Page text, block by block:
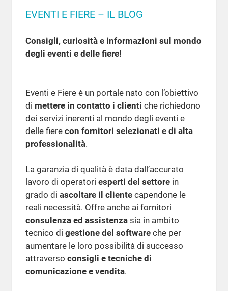
EVENTI E FIERE – IL BLOG
Consigli, curiosità e informazioni sul mondo
degli eventi e delle fiere!
Eventi e Fiere è un portale nato con l’obiettivo
di mettere in contatto i clienti che richiedono
dei servizi inerenti al mondo degli eventi e
delle fierecon fornitori selezionati e di alta
professionalità.
La garanzia di qualità è data dall’accurato
lavoro di operatori esperti del settorein
grado di ascoltare il clientecapendone le
reali necessità. Offre anche ai fornitori
consulenza ed assistenzasia in ambito
tecnico di gestione del softwareche per
aumentare le loro possibilità di successo
attraverso consigli e tecniche di
comunicazione e vendita.